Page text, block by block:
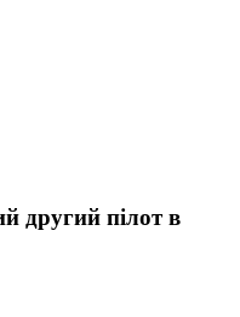
другий пілот в